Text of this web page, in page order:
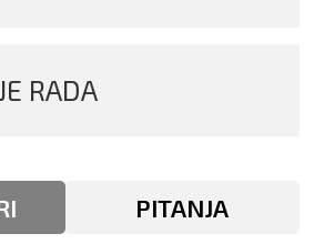
RADA
PITANJA